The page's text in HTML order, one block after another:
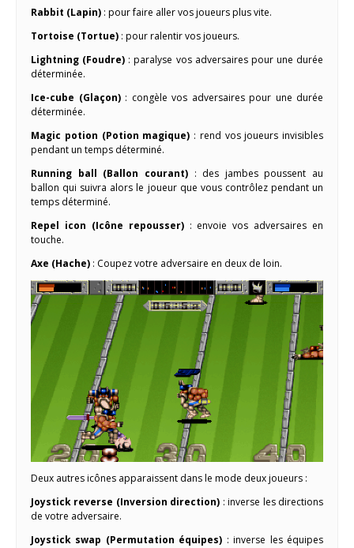
Rabbit (Lapin) : pour faire aller vos joueurs plus vite.
Tortoise (Tortue) : pour ralentir vos joueurs.
Lightning (Foudre) : paralyse vos adversaires pour une durée
déterminée.
Ice-cube (Glaçon): congèle vos adversaires pour une durée
déterminée.
Magic potion (Potion magique) : rend vos joueurs invisibles
pendant un temps déterminé.
Running ball (Ballon courant): des jambes poussent au
ballon qui suivra alors le joueur que vous contrôlez pendant un
temps déterminé.
Repel icon (Icône repousser): envoie vos adversaires en
touche.
Axe (Hache) : Coupez votre adversaire en deux de loin.
Deux autres icônes apparaissent dans le mode deux joueurs :
Joystick reverse (Inversion direction) : inverse les directions
de votre adversaire.
Joystick swap (Permutation équipes) : inverse les équipes